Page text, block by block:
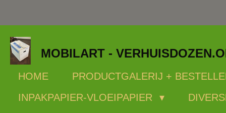
direct
naar
de
hoofdinhoud
MOBILART -
HOME PRODUCTGALERIJ +
INPAKPAPIER-VLOEIPAPIER